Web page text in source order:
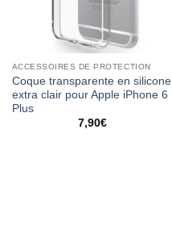
ACCESSOIRES DE PROTECTION
Coque transparente en silicone
extra clair pour Apple iPhone 6
Plus
7,90€